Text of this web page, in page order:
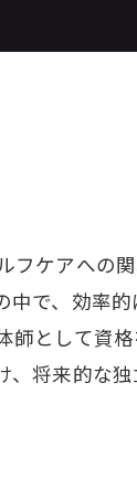
ケアへの
で、効率
として資
将来的な